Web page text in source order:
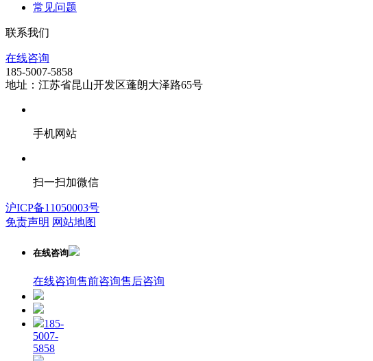
常见问题
联系我们
在线咨询
185-5007-5858
地址：江苏省昆山开发区蓬朗大泽路65号
手机网站
扫一扫加微信
沪ICP备11050003号
免责声明 网站地图
在线咨询
在线咨询售前咨询售后咨询
185-
5007-
5858